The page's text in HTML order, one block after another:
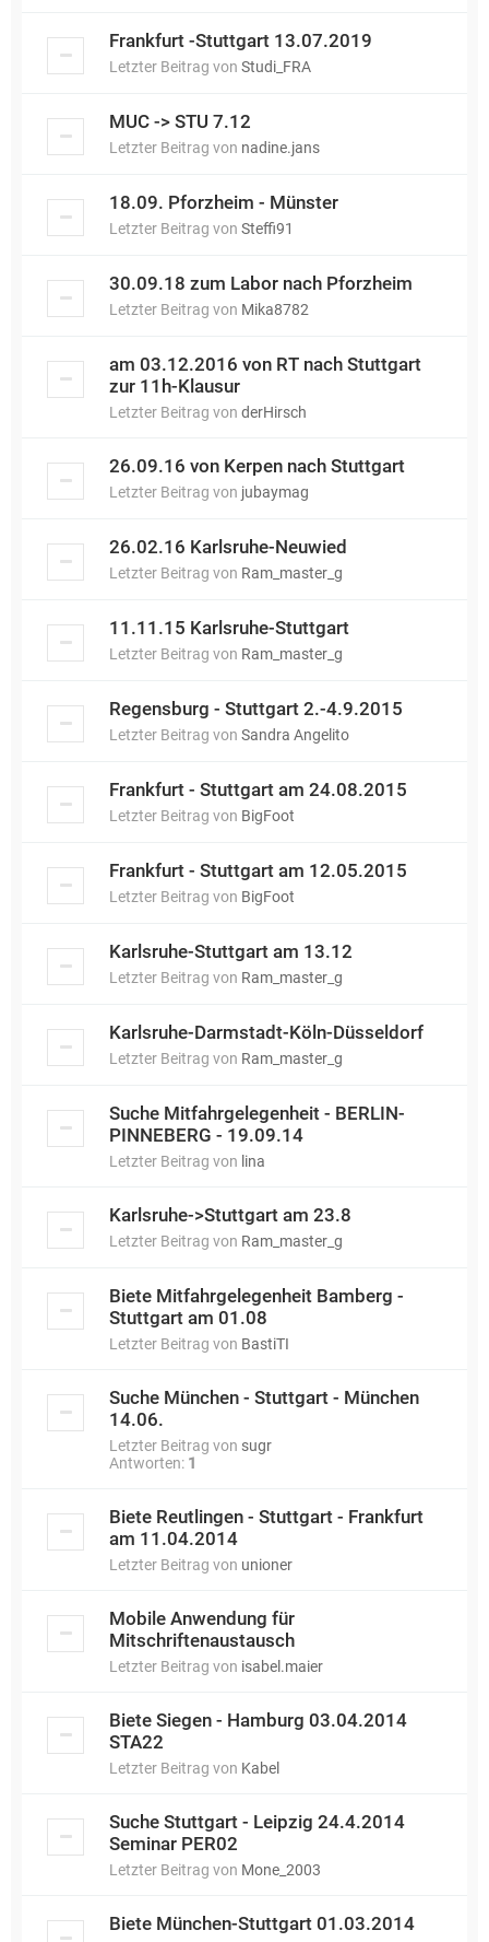
Frankfurt -Stuttgart 13.07.2019
Letzter Beitrag von Studi_FRA
MUC -> STU 7.12
Letzter Beitrag von nadine.jans
18.09. Pforzheim - Münster
Letzter Beitrag von Steffi91
30.09.18 zum Labor nach Pforzheim
Letzter Beitrag von Mika8782
am 03.12.2016 von RT nach Stuttgart
zur 11h-Klausur
Letzter Beitrag von derHirsch
26.09.16 von Kerpen nach Stuttgart
Letzter Beitrag von jubaymag
26.02.16 Karlsruhe-Neuwied
Letzter Beitrag von Ram_master_g
11.11.15 Karlsruhe-Stuttgart
Letzter Beitrag von Ram_master_g
Regensburg - Stuttgart 2.-4.9.2015
Letzter Beitrag von Sandra Angelito
Frankfurt - Stuttgart am 24.08.2015
Letzter Beitrag von BigFoot
Frankfurt - Stuttgart am 12.05.2015
Letzter Beitrag von BigFoot
Karlsruhe-Stuttgart am 13.12
Letzter Beitrag von Ram_master_g
Karlsruhe-Darmstadt-Köln-Düsseldorf
Letzter Beitrag von Ram_master_g
Suche Mitfahrgelegenheit - BERLIN-
PINNEBERG - 19.09.14
Letzter Beitrag von lina
Karlsruhe->Stuttgart am 23.8
Letzter Beitrag von Ram_master_g
Biete Mitfahrgelegenheit Bamberg -
Stuttgart am 01.08
Letzter Beitrag von BastiTI
Suche München - Stuttgart - München
14.06.
Letzter Beitrag von sugr
Antworten: 1
Biete Reutlingen - Stuttgart - Frankfurt
am 11.04.2014
Letzter Beitrag von unioner
Mobile Anwendung für
Mitschriftenaustausch
Letzter Beitrag von isabel.maier
Biete Siegen - Hamburg 03.04.2014
STA22
Letzter Beitrag von Kabel
Suche Stuttgart - Leipzig 24.4.2014
Seminar PER02
Letzter Beitrag von Mone_2003
Biete München-Stuttgart 01.03.2014